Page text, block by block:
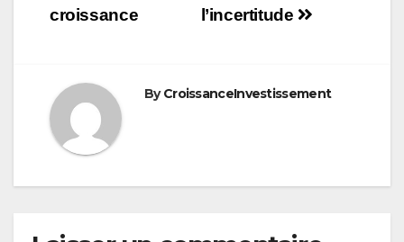
l’incertitude
croissance
ByCroissanceInvestissement